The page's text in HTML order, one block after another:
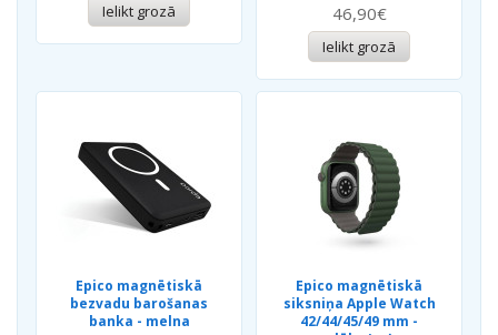
Ielikt grozā 46,90€
Ielikt grozā
Epico magnētiskā
bezvadu barošanas
banka - melna
Epico magnētiskā
siksniņa Apple Watch
42/44/45/49 mm -